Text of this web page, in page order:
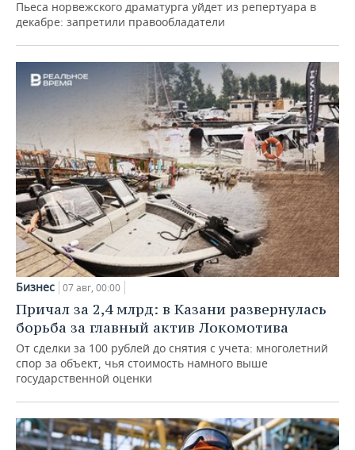
Пьеса норвежского драматурга уйдет из репертуара в
декабре: запретили правообладатели
Бизнес 07 авг, 00:00
Причал за 2,4 млрд: в Казани развернулась
борьба за главный актив Локомотива
От сделки за 100 рублей до снятия с учета: многолетний
спор за объект, чья стоимость намного выше
государственной оценки